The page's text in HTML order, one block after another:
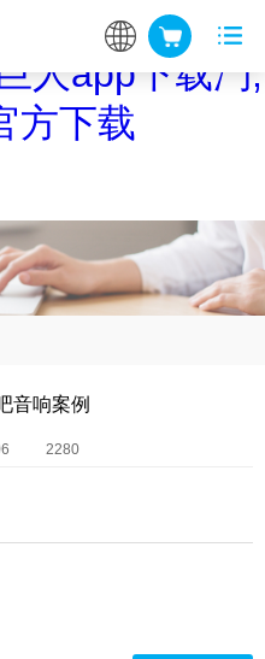
下载,绿巨
人app下载汅,
方下载
音响案例
2280